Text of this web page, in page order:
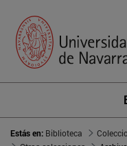
Estás en: Biblioteca